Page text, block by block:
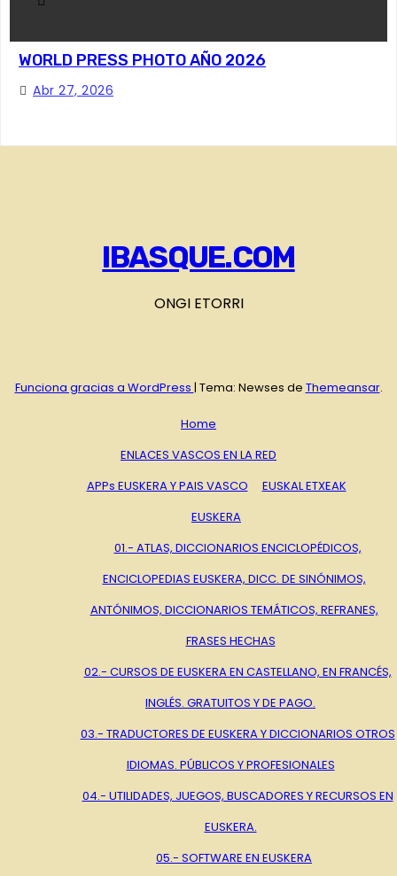
WORLD PRESS PHOTO AÑO 2026
Abr 27, 2026
IBASQUE.COM
ONGI ETORRI
Funciona gracias a WordPress | Tema: Newses de Themeansar.
Home
ENLACES VASCOS EN LA RED
APPs EUSKERA Y PAIS VASCO
EUSKAL ETXEAK
EUSKERA
01.- ATLAS, DICCIONARIOS ENCICLOPÉDICOS,
ENCICLOPEDIAS EUSKERA, DICC. DE SINÓNIMOS,
ANTÓNIMOS, DICCIONARIOS TEMÁTICOS, REFRANES,
FRASES HECHAS
02.- CURSOS DE EUSKERA EN CASTELLANO, EN FRANCÉS,
INGLÉS. GRATUITOS Y DE PAGO.
03.- TRADUCTORES DE EUSKERA Y DICCIONARIOS OTROS
IDIOMAS. PÚBLICOS Y PROFESIONALES
04.- UTILIDADES, JUEGOS, BUSCADORES Y RECURSOS EN
EUSKERA.
05.- SOFTWARE EN EUSKERA